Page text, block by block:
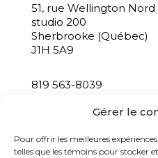
Gérer le
Pour offrir les meilleures
telles que les témoins pour stocker
51, rue Wellington Nord
studio 200
Sherbrooke (Québec)
J1H 5A9
819 563-8039